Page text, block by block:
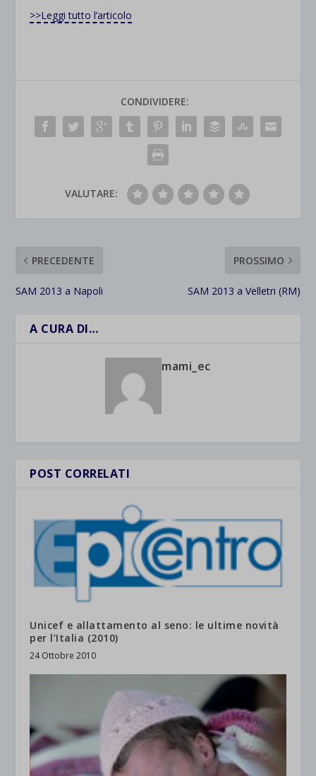
>>Leggi tutto l’articolo
CONDIVIDERE:
VALUTARE:
PRECEDENTE
SAM 2013 a Napoli
PROSSIMO
SAM 2013 a Velletri (RM)
A CURA DI…
mami_ec
POST CORRELATI
Unicef e allattamento al seno: le ultime novità
per l’Italia (2010)
24 Ottobre 2010